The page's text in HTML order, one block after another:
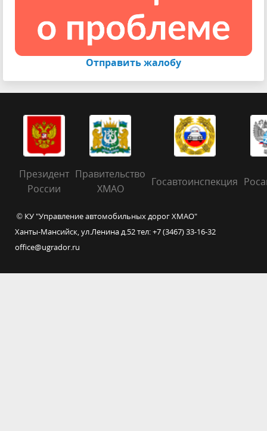
Отправить жалобу
Президент
России
Правительство
ХМАО
Госавтоинспекция
© КУ "Управление автомобильных дорог ХМАО"
Ханты-Мансийск, ул.Ленина д.52 тел: +7 (3467) 33-16-32
office@ugrador.ru